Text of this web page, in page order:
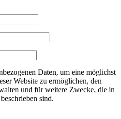
Daten, um eine möglichst
Website zu ermöglichen, den
und für weitere Zwecke, die in
beschrieben sind.